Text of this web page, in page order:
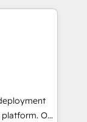
coast), our
y
excelencia
plazo.
Our